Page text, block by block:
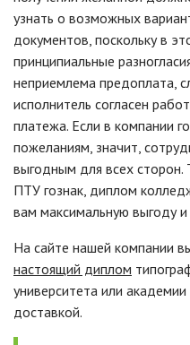
узнать о возможных
документов, поскольку в
принципиальные
неприемлема предоплата,
исполнитель согласен
платежа. Если в компании
пожеланиям, значит,
выгодным для всех сторон.
ПТУ гознак, диплом
вам максимальную выгоду
На сайте нашей компании
настоящий диплом
университета или
доставкой.